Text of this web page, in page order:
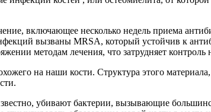
включающее несколько недель приема
вызваны MRSA, который устойчив к
методам лечения, что затрудняет контроль
на наши кости. Структура этого материала,
убивают бактерии, вызывающие